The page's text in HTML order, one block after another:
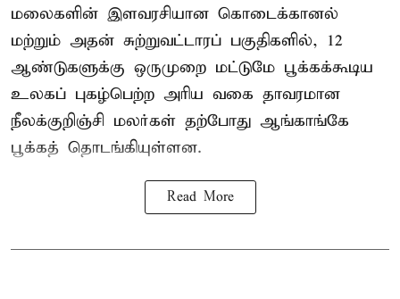
மலைகளின் இளவரசியான கொடைக்கானல்
மற்றும் அதன் சுற்றுவட்டாரப் பகுதிகளில், 12
ஆண்டுகளுக்கு ஒருமுறை மட்டுமே பூக்கக்கூடிய
உலகப் புகழ்பெற்ற அரிய வகை தாவரமான
நீலக்குறிஞ்சி மலர்கள் தற்போது ஆங்காங்கே
பூக்கத் தொடங்கியுள்ளன.
Read More